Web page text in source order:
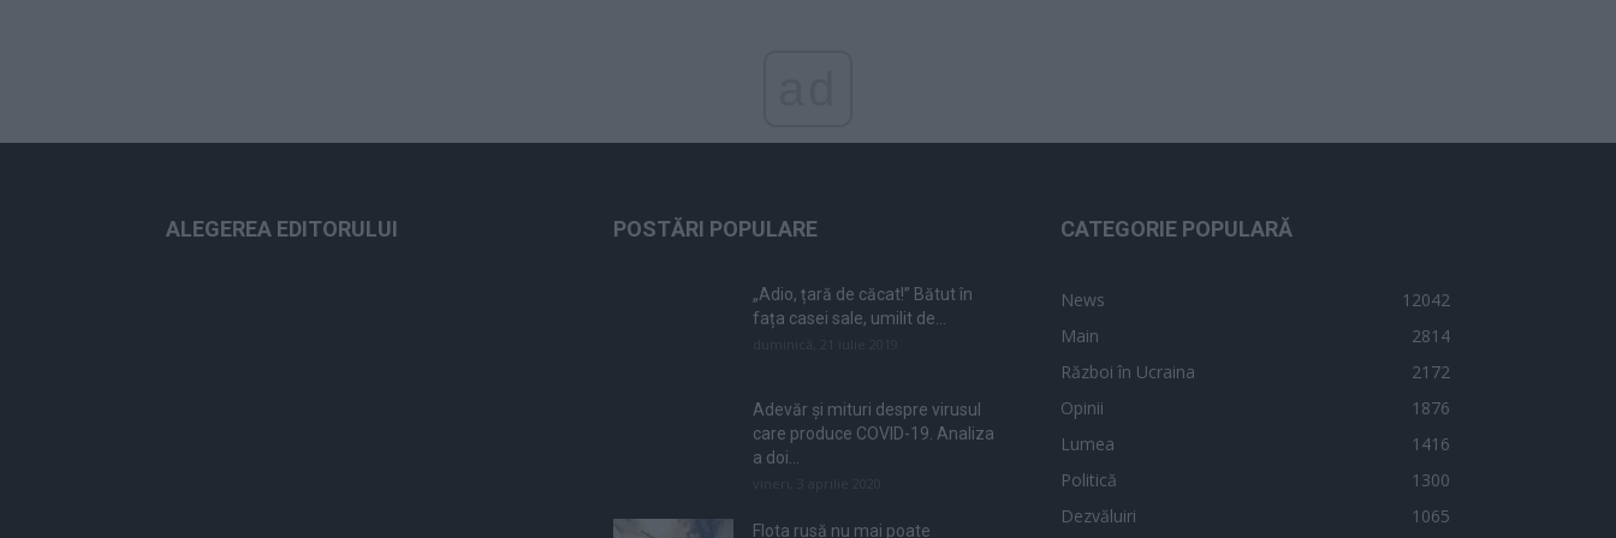
ALEGEREA EDITORULUI POSTĂRI POPULARE
„Adio, țară de căcat!” Bătut în
fața casei sale, umilit de...
Adevăr și mituri despre virusul
care produce COVID-19. Analiza
a doi...
Flota rusă nu mai poate
CATEGORIE POPULARĂ
News
12042
Main
2814
Război în Ucraina
2172
Opinii
1876
Lumea
1416
Politică
1300
Dezvăluiri
1065